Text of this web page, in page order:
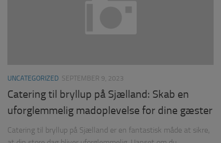
UNCATEGORIZED SEPTEMBER 9, 2023
Catering til bryllup på Sjælland: Skab en
uforglemmelig madoplevelse for dine gæster
Catering til bryllup på Sjælland er en fantastisk måde at sikre,